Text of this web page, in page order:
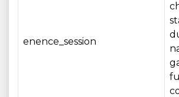
enence_session